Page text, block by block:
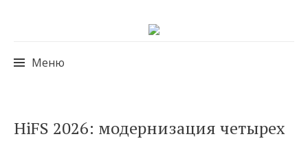
Меню
к
HiFS 2026: модернизация четырех